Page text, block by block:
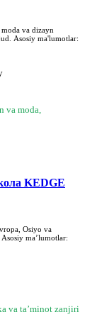
va dizayn
Asosiy ma'lumotlar:
va moda,
KEDGE
Osiyo va
maʼlumotlar:
va taʼminot zanjiri